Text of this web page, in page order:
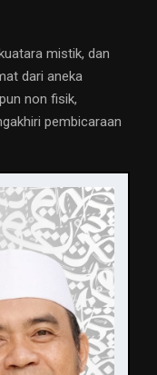
mistik, dan
dari aneka
non fisik,
pembicaraan